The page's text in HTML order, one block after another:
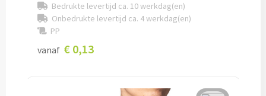
Overige computer accessoires
Smartwatches & Klokken
Bedrukte levertijd ca. 10 werkdag(en)
Onbedrukte levertijd ca. 4 werkdag(en)
PP
vanaf € 0,13